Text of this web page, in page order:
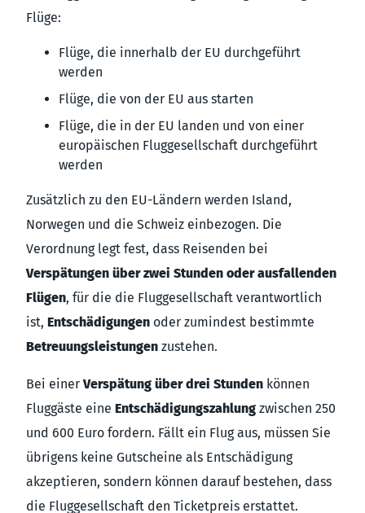
Flüge:
Flüge, die innerhalb der EU durchgeführt
werden
Flüge, die von der EU aus starten
Flüge, die in der EU landen und von einer
europäischen Fluggesellschaft durchgeführt
werden
Zusätzlich zu den EU-Ländern werden Island,
Norwegen und die Schweiz einbezogen. Die
Verordnung legt fest, dass Reisenden bei
Verspätungen über zwei Stunden oder ausfallenden
Flügen, für die die Fluggesellschaft verantwortlich
ist, Entschädigungen oder zumindest bestimmte
Betreuungsleistungen zustehen.
Bei einerVerspätung über drei Stunden können
Fluggäste eine Entschädigungszahlung zwischen 250
und 600 Euro fordern. Fällt ein Flug aus, müssen Sie
übrigens keine Gutscheine als Entschädigung
akzeptieren, sondern können darauf bestehen, dass
die Fluggesellschaft den Ticketpreis erstattet.